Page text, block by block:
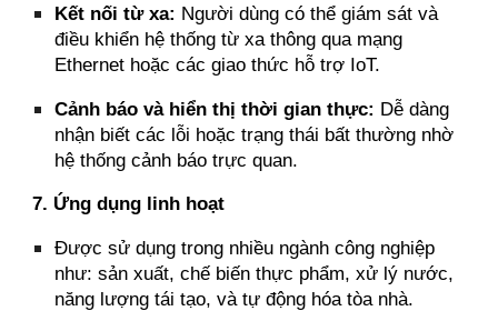
Kết nối từ xa: Người dùng có thể giám sát và
điều khiển hệ thống từ xa thông qua mạng
Ethernet hoặc các giao thức hỗ trợ IoT.
Cảnh báo và hiển thị thời gian thực: Dễ dàng
nhận biết các lỗi hoặc trạng thái bất thường nhờ
hệ thống cảnh báo trực quan.
7. Ứng dụng linh hoạt
Được sử dụng trong nhiều ngành công nghiệp
như: sản xuất, chế biến thực phẩm, xử lý nước,
năng lượng tái tạo, và tự động hóa tòa nhà.